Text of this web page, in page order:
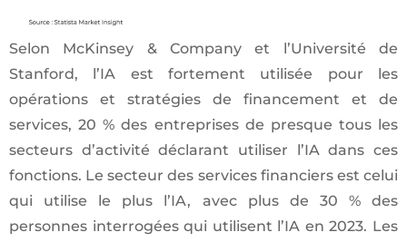
Selon McKinsey & Company et l’Université de
Stanford, l’IA est fortement utilisée pour les
opérations et stratégies de financement et de
services, 20 % des entreprises de presque tous les
secteurs d’activité déclarant utiliser l’IA dans ces
fonctions. Le secteur des services financiers est celui
qui utilise le plus l’IA, avec plus de 30 % des
personnes interrogées qui utilisent l’IA en 2023. Les